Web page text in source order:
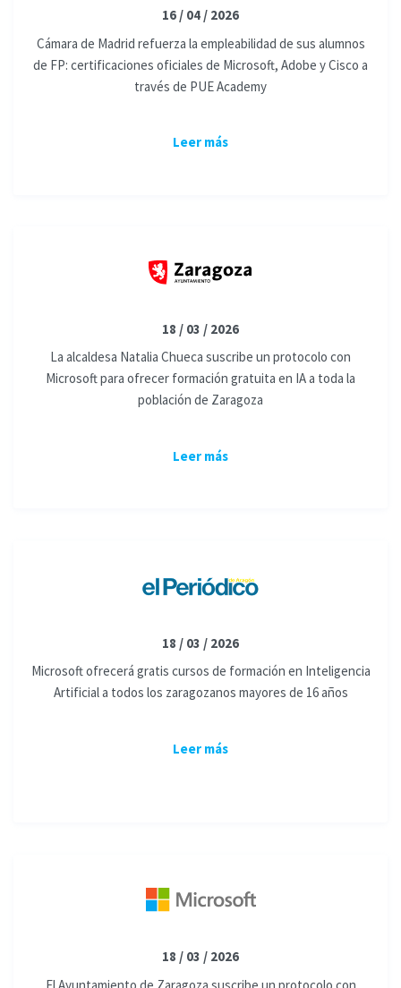
16 / 04 / 2026
Cámara de Madrid refuerza la empleabilidad de sus alumnos
de FP: certificaciones oficiales de Microsoft, Adobe y Cisco a
través de PUE Academy
Leer más
18 / 03 / 2026
La alcaldesa Natalia Chueca suscribe un protocolo con
Microsoft para ofrecer formación gratuita en IA a toda la
población de Zaragoza
Leer más
18 / 03 / 2026
Microsoft ofrecerá gratis cursos de formación en Inteligencia
Artificial a todos los zaragozanos mayores de 16 años
Leer más
18 / 03 / 2026
El Ayuntamiento de Zaragoza suscribe un protocolo con